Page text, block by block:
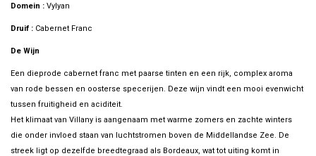
Domein : Vylyan
Druif : Cabernet Franc
De Wijn
Een dieprode cabernet franc met paarse tinten en een rijk, complex aroma
van rode bessen en oosterse specerijen. Deze wijn vindt een mooi evenwicht
tussen fruitigheid en aciditeit.
Het klimaat van Villany is aangenaam met warme zomers en zachte winters
die onder invloed staan van luchtstromen boven de Middellandse Zee. De
streek ligt op dezelfde breedtegraad als Bordeaux, wat tot uiting komt in